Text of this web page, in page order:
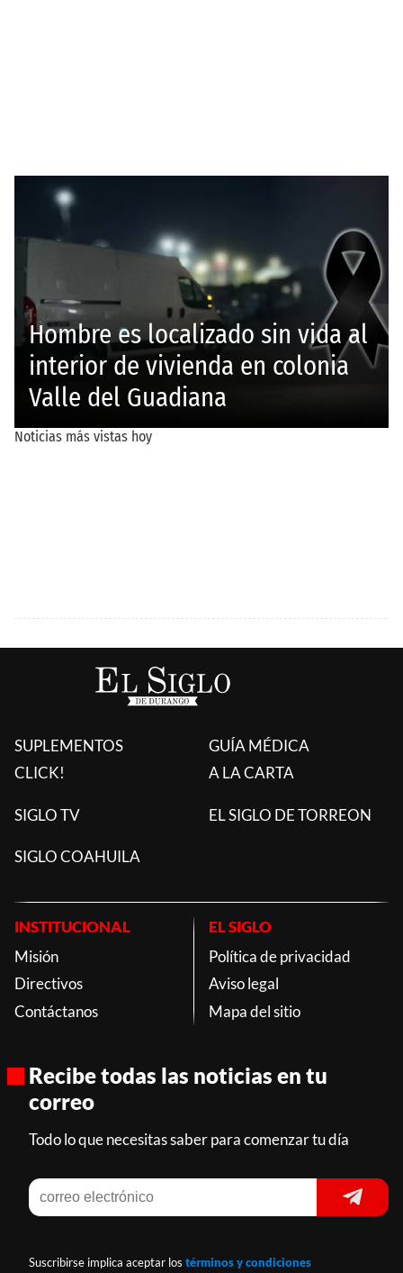
SUPLEMENTOS
CLICK!
GUÍA MÉDICA
A LA CARTA
SIGLO TV EL SIGLO DE TORREON
SIGLO COAHUILA
INSTITUCIONAL
Misión
Directivos
Contáctanos
EL SIGLO
Política de privacidad
Aviso legal
Mapa del sitio
Recibe todas las noticias en tu
correo
Todo lo que necesitas saber para comenzar tu día
Suscribirse implica aceptar los términos y condiciones